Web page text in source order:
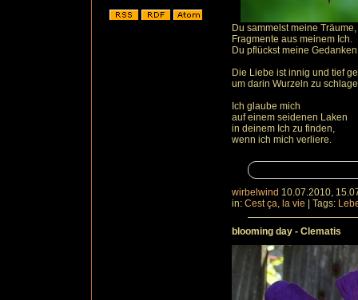
Du sammelst meine Träume,
Fragmente aus meinem Ich.
Du pflückst meine
Die Liebe ist innig und tief
um darin Wurzeln zu
Ich glaube mich
auf einem seidenen Laken
in deinem Ich zu finden,
wenn ich mich verliere.
wirbelwind 10.07.2010,
in: Cest ça, la vie Tags:
blooming day - Clematis